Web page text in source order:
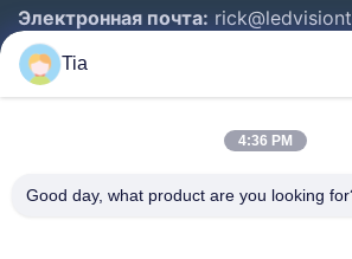
Электронная почта:
Быстрые Ссылки
Продукты
Tia
4:36 PM
Good day, what product are you looking